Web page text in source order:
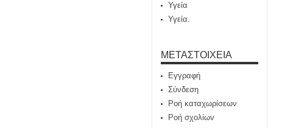
Υγεία
Υγεία.
ΜΕΤΑΣΤΟΙΧΕΊΑ
Εγγραφή
Σύνδεση
Ροή καταχωρίσεων
Ροή σχολίων